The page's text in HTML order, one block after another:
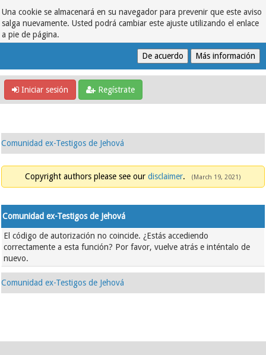
Una cookie se almacenará en su navegador para prevenir que este aviso
salga nuevamente. Usted podrá cambiar este ajuste utilizando el enlace
a pie de página.
Iniciar sesión Regístrate
Comunidad ex-Testigos de Jehová
Copyright authors please see our disclaimer. (March 19, 2021)
Comunidad ex-Testigos de Jehová
El código de autorización no coincide. ¿Estás accediendo
correctamente a esta función? Por favor, vuelve atrás e inténtalo de
nuevo.
Comunidad ex-Testigos de Jehová